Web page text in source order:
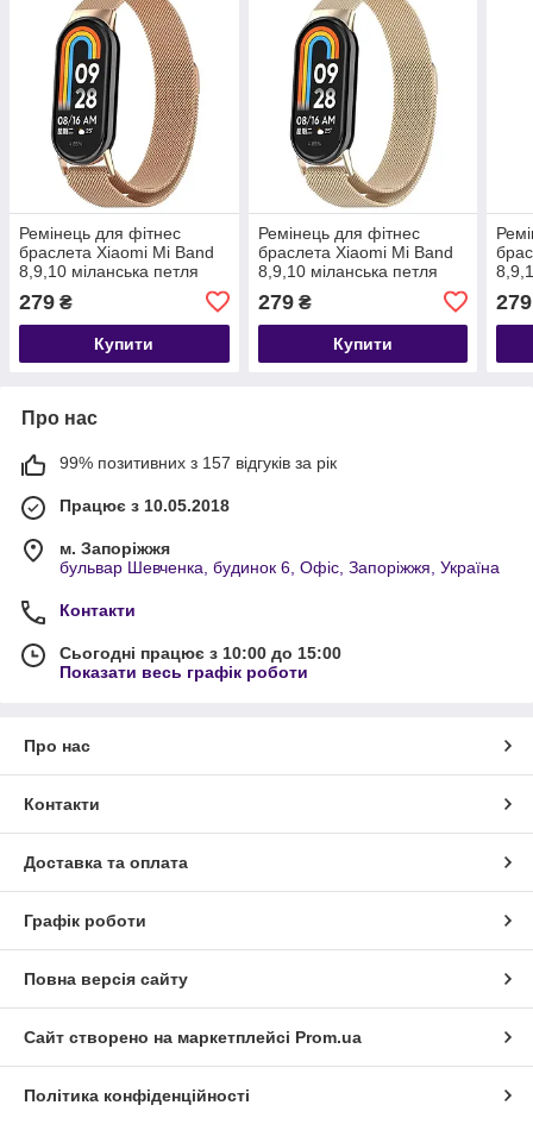
Ремінець для фітнес
браслета Xiaomi Mi Band
8,9,10 міланська петля
279 ₴
Купити
Ремінець для фітнес
браслета Xiaomi Mi Band
8,9,10 міланська петля
279₴
Купити
279
Про нас
99% позитивних з 157 відгуків за рік
Працює з 10.05.2018
м. Запоріжжя
бульвар Шевченка, будинок 6, Офіс, Запоріжжя, Україна
Контакти
Сьогодні працює з 10:00 до 15:00
Показати весь графік роботи
Про нас
Контакти
Доставка та оплата
Графік роботи
Повна версія сайту
Сайт створено на маркетплейсі Prom.ua
Політика конфіденційності